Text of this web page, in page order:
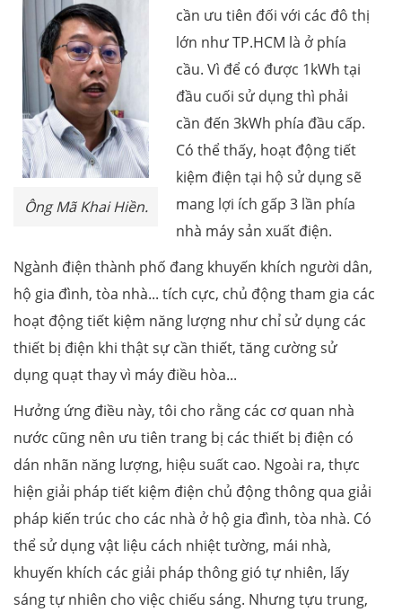
Ông Mã Khai Hiền.
cần ưu tiên đối với các đô thị
lớn như TP.HCM là ở phía
cầu. Vì để có được 1kWh tại
đầu cuối sử dụng thì phải
cần đến 3kWh phía đầu cấp.
Có thể thấy, hoạt động tiết
kiệm điện tại hộ sử dụng sẽ
mang lợi ích gấp 3 lần phía
nhà máy sản xuất điện.
Ngành điện thành phố đang khuyến khích người dân,
hộ gia đình, tòa nhà... tích cực, chủ động tham gia các
hoạt động tiết kiệm năng lượng như chỉ sử dụng các
thiết bị điện khi thật sự cần thiết, tăng cường sử
dụng quạt thay vì máy điều hòa...
Hưởng ứng điều này, tôi cho rằng các cơ quan nhà
nước cũng nên ưu tiên trang bị các thiết bị điện có
dán nhãn năng lượng, hiệu suất cao. Ngoài ra, thực
hiện giải pháp tiết kiệm điện chủ động thông qua giải
pháp kiến trúc cho các nhà ở hộ gia đình, tòa nhà. Có
thể sử dụng vật liệu cách nhiệt tường, mái nhà,
khuyến khích các giải pháp thông gió tự nhiên, lấy
sáng tự nhiên cho việc chiếu sáng. Nhưng tựu trung,